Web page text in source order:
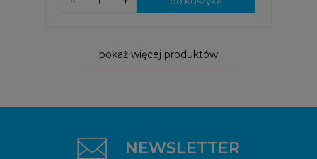
pokaż więcej produktów
NEWSLETTER